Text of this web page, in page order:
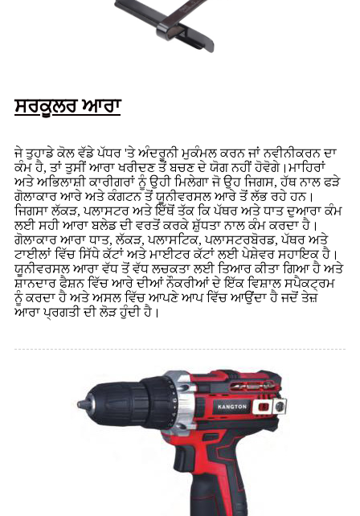
ਸਰਕੂਲਰ ਆਰਾ
ਜੇ ਤੁਹਾਡੇ ਕੋਲ ਵੱਡੇ ਪੱਧਰ 'ਤੇ ਅੰਦਰੂਨੀ ਮੁਕੰਮਲ ਕਰਨ ਜਾਂ ਨਵੀਨੀਕਰਨ ਦਾ
ਕੰਮ ਹੈ, ਤਾਂ ਤੁਸੀਂ ਆਰਾ ਖਰੀਦਣ ਤੋਂ ਬਚਣ ਦੇ ਯੋਗ ਨਹੀਂ ਹੋਵੋਗੇ।ਮਾਹਿਰਾਂ
ਅਤੇ ਅਭਿਲਾਸ਼ੀ ਕਾਰੀਗਰਾਂ ਨੂੰ ਉਹੀ ਮਿਲੇਗਾ ਜੋ ਉਹ ਜਿਗਸ, ਹੱਥ ਨਾਲ ਫੜੇ
ਗੋਲਾਕਾਰ ਆਰੇ ਅਤੇ ਕੰਗਟਨ ਤੋਂ ਯੂਨੀਵਰਸਲ ਆਰੇ ਤੋਂ ਲੱਭ ਰਹੇ ਹਨ।
ਜਿਗਸਾ ਲੱਕੜ, ਪਲਾਸਟਰ ਅਤੇ ਇੱਥੋਂ ਤੱਕ ਕਿ ਪੱਥਰ ਅਤੇ ਧਾਤ ਦੁਆਰਾ ਕੰਮ
ਲਈ ਸਹੀ ਆਰਾ ਬਲੇਡ ਦੀ ਵਰਤੋਂ ਕਰਕੇ ਸ਼ੁੱਧਤਾ ਨਾਲ ਕੰਮ ਕਰਦਾ ਹੈ।
ਗੋਲਾਕਾਰ ਆਰਾ ਧਾਤ, ਲੱਕੜ, ਪਲਾਸਟਿਕ, ਪਲਾਸਟਰਬੋਰਡ, ਪੱਥਰ ਅਤੇ
ਟਾਈਲਾਂ ਵਿੱਚ ਸਿੱਧੇ ਕੱਟਾਂ ਅਤੇ ਮਾਈਟਰ ਕੱਟਾਂ ਲਈ ਪੇਸ਼ੇਵਰ ਸਹਾਇਕ ਹੈ।
ਯੂਨੀਵਰਸਲ ਆਰਾ ਵੱਧ ਤੋਂ ਵੱਧ ਲਚਕਤਾ ਲਈ ਤਿਆਰ ਕੀਤਾ ਗਿਆ ਹੈ ਅਤੇ
ਸ਼ਾਨਦਾਰ ਫੈਸ਼ਨ ਵਿੱਚ ਆਰੇ ਦੀਆਂ ਨੌਕਰੀਆਂ ਦੇ ਇੱਕ ਵਿਸ਼ਾਲ ਸਪੈਕਟ੍ਰਮ
ਨੂੰ ਕਰਦਾ ਹੈ ਅਤੇ ਅਸਲ ਵਿੱਚ ਆਪਣੇ ਆਪ ਵਿੱਚ ਆਉਂਦਾ ਹੈ ਜਦੋਂ ਤੇਜ਼
ਆਰਾ ਪ੍ਰਗਤੀ ਦੀ ਲੋੜ ਹੁੰਦੀ ਹੈ।